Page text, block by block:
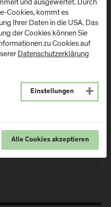
Engineering
2018
salzburg.ac.at
Cookies, kommt es
Ihrer Daten in die USA. Das
der Cookies können Sie
zu Cookies auf
Datenschutzerklärung
Einstellungen
Alle Cookies akzeptieren